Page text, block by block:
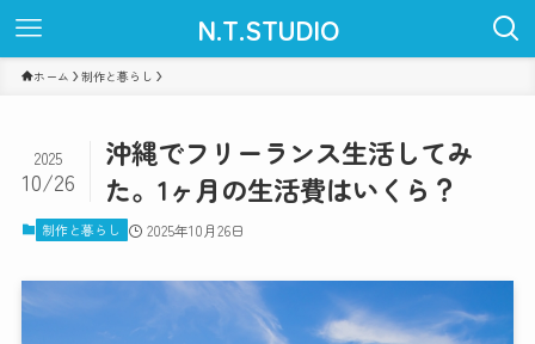
N.T.STUDIO
ホーム 制作と暮らし
沖縄でフリーランス生活してみ
た。1ヶ月の生活費はいくら？
2025
10/26
制作と暮らし 2025年10月26日